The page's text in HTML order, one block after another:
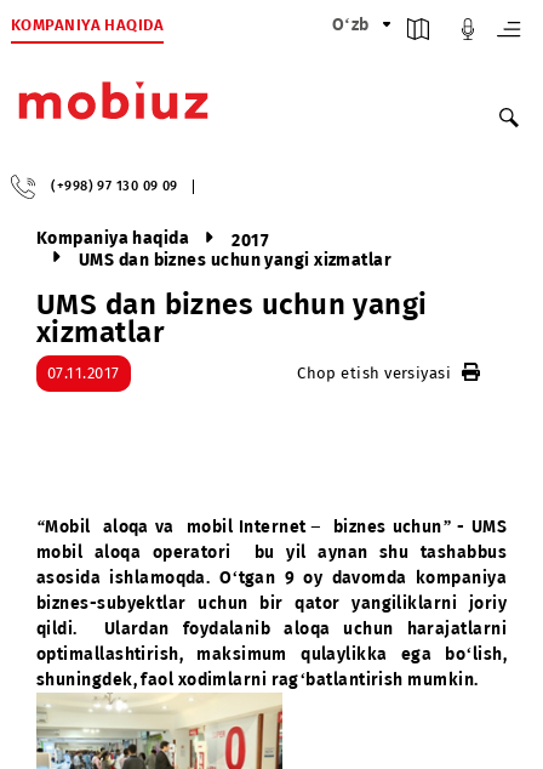
KOMPANIYA HAQIDA O‘zb
Kompaniya haqida
2017
UMS dan biznes uchun yangi xizmatlar
UMS dan biznes uchun yangi
xizmatlar
“Mobil aloqa va mobil Internet – biznes uchun” -
mobil aloqa operatori bu yil aynan shu
asosida ishlamoqda. O‘tgan 9 oy davomda
biznes-subyektlar uchun bir qator yangiliklarni
qildi. Ulardan foydalanib aloqa uchun
optimallashtirish, maksimum qulaylikka ega
shuningdek, faol xodimlarni rag‘batlantirish mumkin.